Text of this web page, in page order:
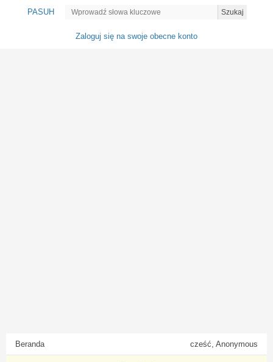
PASUH Szukaj
Zaloguj się na swoje obecne konto
Beranda cześć, Anonymous